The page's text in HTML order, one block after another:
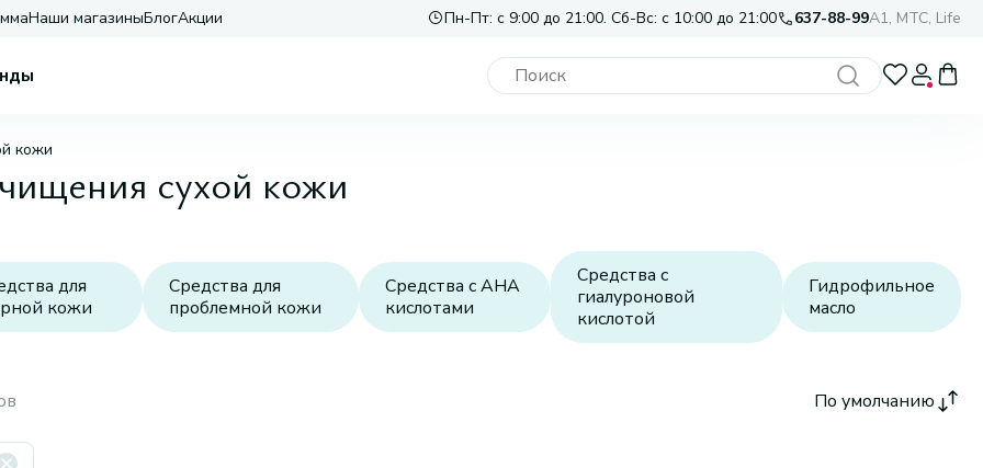
Наши магазиныБлогАкции Пн-Пт: с 9:00 до 21:00. Сб-Вс: с 10:00 до 21:00 637-88-99A1, МТС, Life
кожи
сухой кожи
для
кожи
Средства для
проблемной кожи
Средства с AHA
кислотами
Средства с
гиалуроновой
кислотой
Гидрофильное
масло
По умолчанию